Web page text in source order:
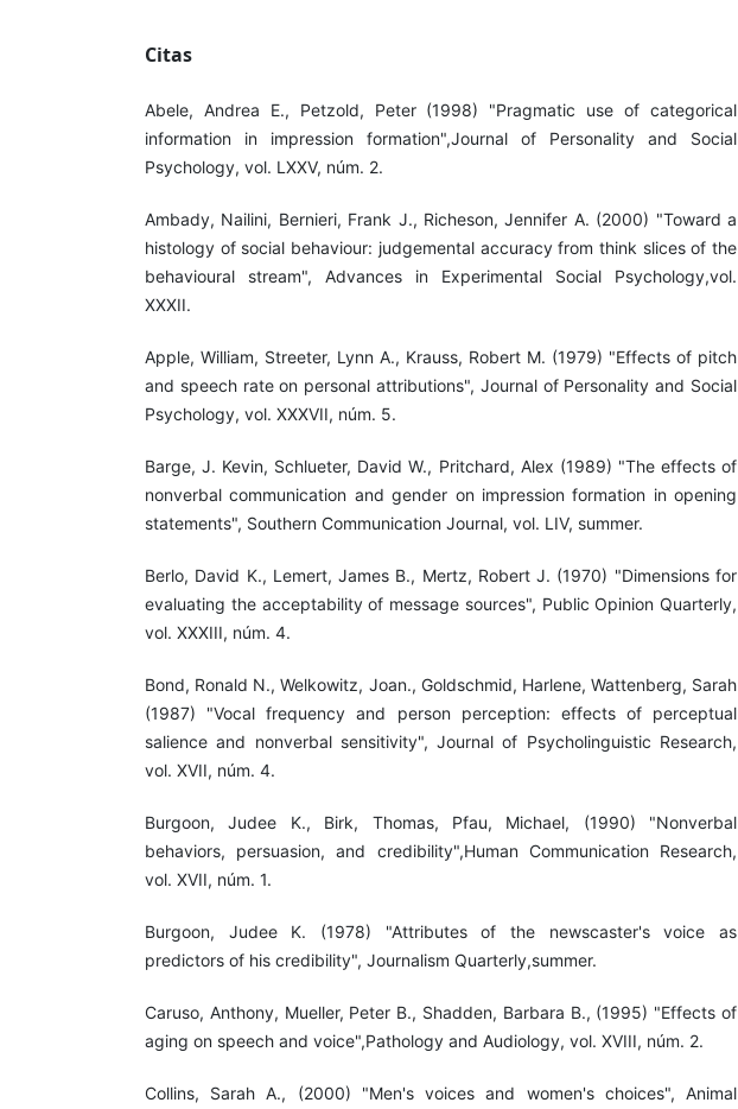
Citas
Abele, Andrea E., Petzold, Peter (1998) "Pragmatic use of categorical
information in impression formation",Journal of Personality and Social
Psychology, vol. LXXV, núm. 2.
Ambady, Nailini, Bernieri, Frank J., Richeson, Jennifer A. (2000) "Toward a
histology of social behaviour: judgemental accuracy from think slices of the
behavioural stream", Advances in Experimental Social Psychology,vol.
XXXII.
Apple, William, Streeter, Lynn A., Krauss, Robert M. (1979) "Effects of pitch
and speech rate on personal attributions", Journal of Personality and Social
Psychology, vol. XXXVII, núm. 5.
Barge, J. Kevin, Schlueter, David W., Pritchard, Alex (1989) "The effects of
nonverbal communication and gender on impression formation in opening
statements", Southern Communication Journal, vol. LIV, summer.
Berlo, David K., Lemert, James B., Mertz, Robert J. (1970) "Dimensions for
evaluating the acceptability of message sources", Public Opinion Quarterly,
vol. XXXIII, núm. 4.
Bond, Ronald N., Welkowitz, Joan., Goldschmid, Harlene, Wattenberg, Sarah
(1987) "Vocal frequency and person perception: effects of perceptual
salience and nonverbal sensitivity", Journal of Psycholinguistic Research,
vol. XVII, núm. 4.
Burgoon, Judee K., Birk, Thomas, Pfau, Michael, (1990) "Nonverbal
behaviors, persuasion, and credibility",Human Communication Research,
vol. XVII, núm. 1.
Burgoon, Judee K. (1978) "Attributes of the newscaster's voice as
predictors of his credibility", Journalism Quarterly,summer.
Caruso, Anthony, Mueller, Peter B., Shadden, Barbara B., (1995) "Effects of
aging on speech and voice",Pathology and Audiology, vol. XVIII, núm. 2.
Collins, Sarah A., (2000) "Men's voices and women's choices", Animal